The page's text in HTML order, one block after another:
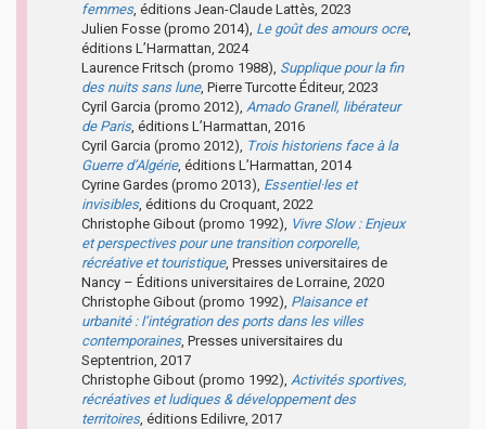
femmes, éditions Jean-Claude Lattès, 2023
Julien Fosse (promo 2014), Le goût des amours ocre,
éditions L’Harmattan, 2024
Laurence Fritsch (promo 1988), Supplique pour la fin
des nuits sans lune, Pierre Turcotte Éditeur, 2023
Cyril Garcia (promo 2012), Amado Granell, libérateur
de Paris, éditions L’Harmattan, 2016
Cyril Garcia (promo 2012), Trois historiens face à la
Guerre d’Algérie, éditions L’Harmattan, 2014
Cyrine Gardes (promo 2013), Essentiel·les et
invisibles, éditions du Croquant, 2022
Christophe Gibout (promo 1992), Vivre Slow : Enjeux
et perspectives pour une transition corporelle,
récréative et touristique, Presses universitaires de
Nancy – Éditions universitaires de Lorraine, 2020
Christophe Gibout (promo 1992), Plaisance et
urbanité : l’intégration des ports dans les villes
contemporaines, Presses universitaires du
Septentrion, 2017
Christophe Gibout (promo 1992), Activités sportives,
récréatives et ludiques & développement des
territoires, éditions Edilivre, 2017